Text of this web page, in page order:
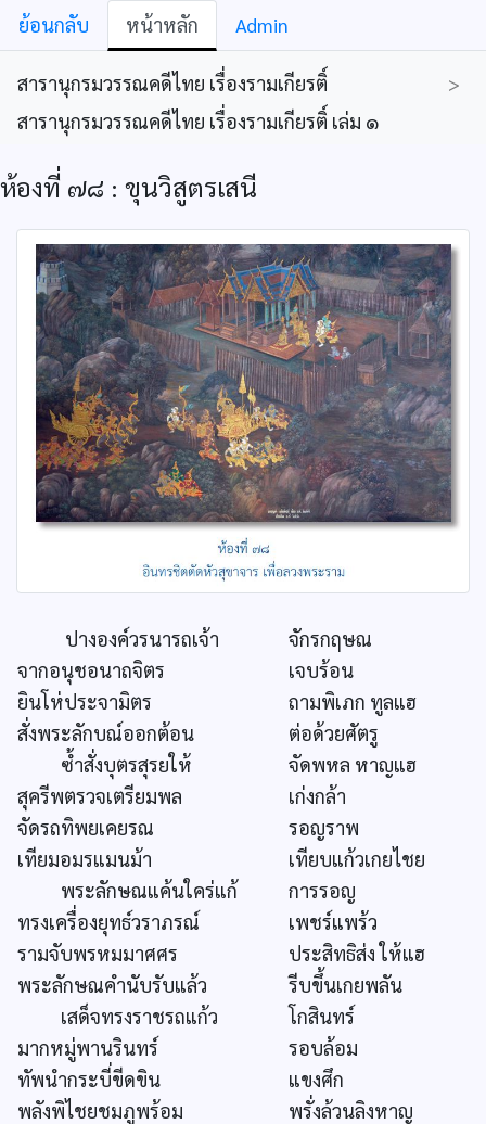
ย้อนกลับ หน้าหลัก Admin
สารานุกรมวรรณคดีไทย เรื่องรามเกียรติ์
>
สารานุกรมวรรณคดีไทย เรื่องรามเกียรติ์ เล่ม ๑
ห้องที่ ๗๘ : ขุนวิสูตรเสนี
ปางองค์วรนารถเจ้า
จักรกฤษณ
จากอนุชอนาถจิตร
เจบร้อน
ยินโห่ประจามิตร
ถามพิเภก ทูลแฮ
สั่งพระลักบณ์ออกต้อน
ต่อด้วยศัตรู
ซ้ำสั่งบุตรสุรยให้
จัดพหล หาญแฮ
สุครีพตรวจเตรียมพล
เก่งกล้า
จัดรถทิพยเคยรณ
รอญราพ
เทียมอมรแมนม้า
เทียบแก้วเกยไชย
พระลักษณแค้นใคร่แก้
การรอญ
ทรงเครื่องยุทธ์วราภรณ์
เพชร์แพร้ว
รามจับพรหมมาศศร
ประสิทธิส่ง ให้แฮ
พระลักษณคำนับรับแล้ว
รีบขึ้นเกยพลัน
เสด็จทรงราชรถแก้ว
โกสินทร์
มากหมู่พานรินทร์
รอบล้อม
ทัพนำกระบี่ขีดขิน
แขงศึก
พลังพิไชยชมภูพร้อม
พรั่งล้วนลิงหาญ